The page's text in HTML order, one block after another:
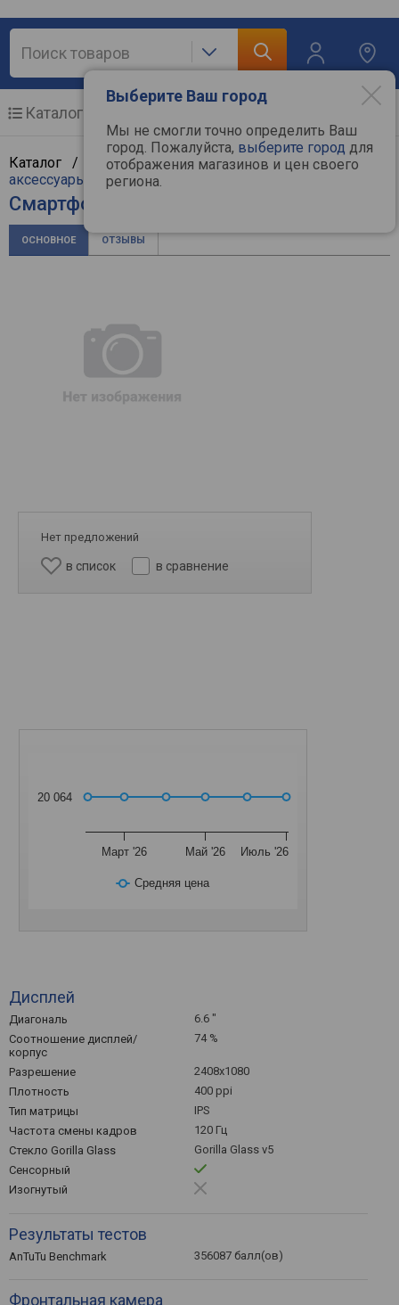
Выберите Ваш город
Мы не смогли точно определить Ваш
город. Пожалуйста, выберите город для
отображения магазинов и цен своего
региона.
Каталог
Каталог / Мобильные и связь/Мобильные и
аксессуары
/Мобильные телефоны
Смартфон Blackview BV9200
ОСНОВНОЕ ОТЗЫВЫ
Нет предложений
в список в сравнение
Средняя цена
Март '26 Май '26 Июль '26
20 064
Дисплей
Диагональ
6.6 "
Соотношение дисплей/
корпус
74 %
Разрешение
2408x1080
Плотность
400 ppi
Тип матрицы
IPS
Частота смены кадров
120 Гц
Стекло Gorilla Glass
Gorilla Glass v5
Сенсорный
Изогнутый
Результаты тестов
AnTuTu Benchmark 356087 балл(ов)
Фронтальная камера